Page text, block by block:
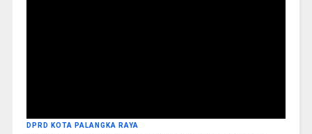
DPRD KOTA PALANGKA RAYA